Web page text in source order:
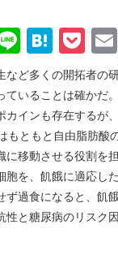
Line
ど多くの開拓者の
いることは確かだ
インも存在するが
もともと自由脂肪酸
移動させる役割を
を、飢餓に適応し
過食になると、飢
と糖尿病のリスク